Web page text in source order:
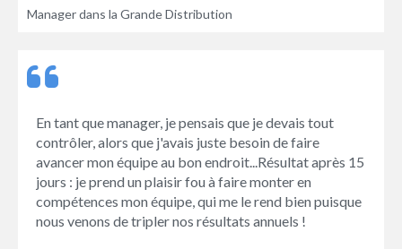
Manager dans la Grande Distribution
En tant que manager, je pensais que je devais tout
contrôler, alors que j'avais juste besoin de faire
avancer mon équipe au bon endroit...Résultat après 15
jours : je prend un plaisir fou à faire monter en
compétences mon équipe, qui me le rend bien puisque
nous venons de tripler nos résultats annuels !